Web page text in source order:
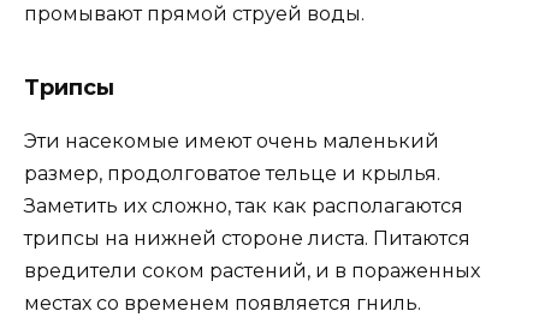
промывают прямой струей воды.
Трипсы
Эти насекомые имеют очень маленький
размер, продолговатое тельце и крылья.
Заметить их сложно, так как располагаются
трипсы на нижней стороне листа. Питаются
вредители соком растений, и в пораженных
местах со временем появляется гниль.